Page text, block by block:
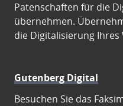
Patenschaften für die
übernehmen.
die Digitalisierung Ihres
Gutenberg Digital
Besuchen Sie das